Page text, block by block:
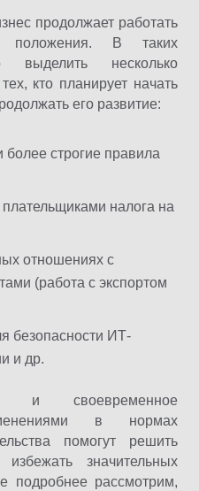
продолжает работать
положения. В таких
выделить несколько
кто планирует начать
его развитие:
более строгие правила
налога на
отношениях с
(работа с экспортом
безопасности ИТ-
и др.
и своевременное
в нормах
помогут решить
значительных
подробнее рассмотрим,